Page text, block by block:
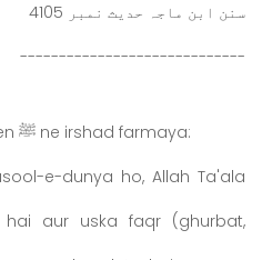
سنن ابن ماجہ حدیث نمبر 4105
-----------------------------
Huzoor Khatam-un-Nabiyeen ﷺ ne irshad farmaya:
e-dunya ho, Allah Ta'ala
aur uska faqr (ghurbat,